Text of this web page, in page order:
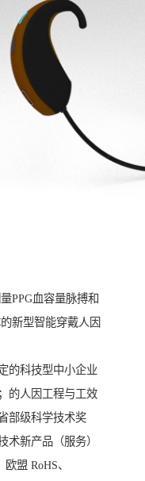
PPG血容量脉搏和
新型智能穿戴人因
的科技型中小企业
的人因工程与工效
部级科学技术奖
术新产品（服务）
盟 RoHS、